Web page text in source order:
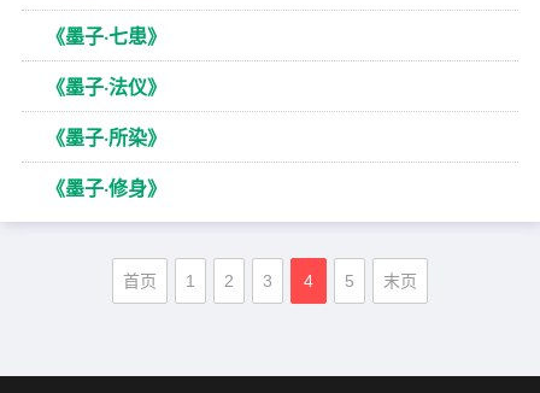
《墨子·七患》
《墨子·法仪》
《墨子·所染》
《墨子·修身》
首页 1 2 3 4 5 末页